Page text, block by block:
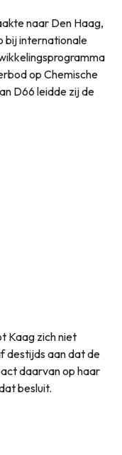
naar Den Haag,
bij internationale
op Chemische
D66 leidde zij de
Kaag zich niet
destijds aan dat de
daarvan op haar
besluit.